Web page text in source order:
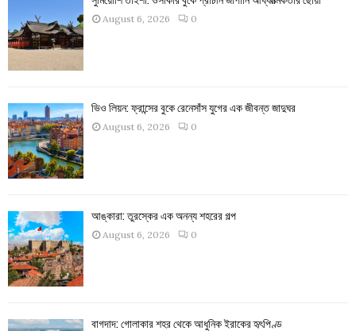
August 6, 2026 0
ভিও লিয়ন: ফ্রান্সের বুকে রেনেসাঁস যুগের এক জীবন্ত জাদুঘর
August 6, 2026 0
আঙ্কারা: তুরস্কের এক অনন্য শহরের গল্প
August 6, 2026 0
বাগদাদ: গোলাকার শহর থেকে আধুনিক ইরাকের হৃৎপিণ্ড